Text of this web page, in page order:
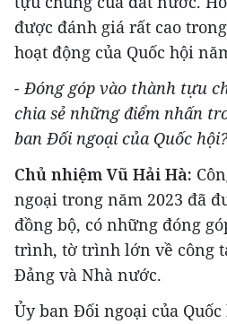
được đánh giá rất cao
hoạt động của Quốc hội
- Đóng góp vào thành tựu
chia sẻ những điểm nhấn
ban Đối ngoại của Quốc hội?
Chủ nhiệm Vũ Hải Hà:
ngoại trong năm 2023 đã
đồng bộ, có những đóng
trình, tờ trình lớn về công
Đảng và Nhà nước.
Ủy ban Đối ngoại của